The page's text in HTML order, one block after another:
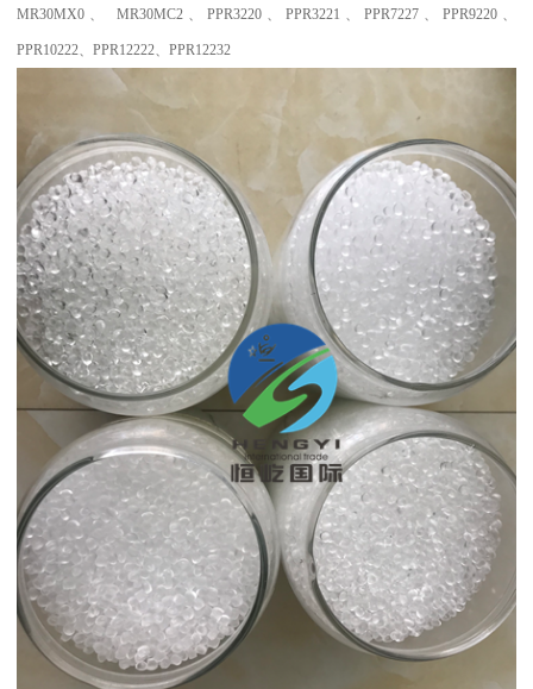
MR30MX0 、MR30MC2 、PPR3220 、 PPR3221 、 PPR7227、 PPR9220、
PPR10222、PPR12222、PPR12232